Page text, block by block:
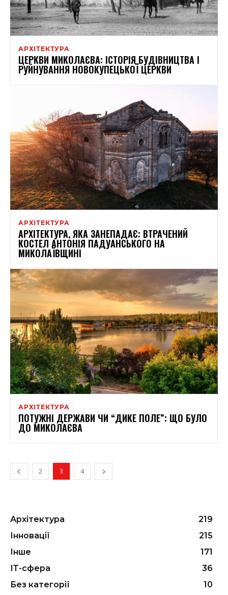
АРХІТЕКТУРА
ЦЕРКВИ МИКОЛАЄВА: ІСТОРІЯ БУДІВНИЦТВА І
РУЙНУВАННЯ НОВОКУПЕЦЬКОЇ ЦЕРКВИ
АРХІТЕКТУРА
АРХІТЕКТУРА, ЯКА ЗАНЕПАДАЄ: ВТРАЧЕНИЙ
КОСТЕЛ АНТОНІЯ ПАДУАНСЬКОГО НА
МИКОЛАЇВЩИНІ
АРХІТЕКТУРА
ПОТУЖНІ ДЕРЖАВИ ЧИ “ДИКЕ ПОЛЕ”: ЩО БУЛО
ДО МИКОЛАЄВА
2 3 4
Архітектура
219
Інновації
215
Інше
171
ІТ-сфера
36
Без категорії
10